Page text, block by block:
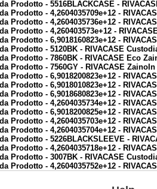
Prodotto - 5516BLACKCASE -
Prodotto - 4,2604035709e+12 -
Prodotto - 4,2604035736e+12 -
Prodotto - 4,260403573e+12 -
Prodotto - 6,9018160823e+12 -
Prodotto - 5120BK - RIVACASE
Prodotto - 7860BK - RIVACASE Eco
Prodotto - 7560GY - RIVACASE
Prodotto - 6,9018200823e+12 -
Prodotto - 6,9018010823e+12 -
Prodotto - 6,9018680823e+12 -
Prodotto - 4,2604035734e+12 -
Prodotto - 6,9018200825e+12 -
Prodotto - 4,2604035703e+12 -
Prodotto - 4,2604035704e+12 -
Prodotto - 5226BLACKSLEEVE -
Prodotto - 4,2604035718e+12 -
Prodotto - 3007BK - RIVACASE
Prodotto - 4,2604035752e+12 -